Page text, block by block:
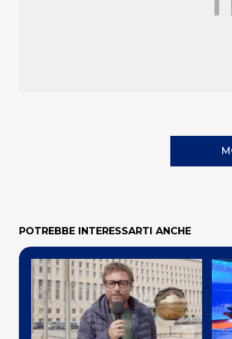
POTREBBE INTERESSARTI ANCHE